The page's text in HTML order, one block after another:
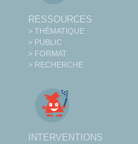
RESSOURCES
> THÉMATIQUE
> PUBLIC
> FORMAT
> RECHERCHE
INTERVENTIONS